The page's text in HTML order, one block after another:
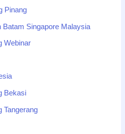
Pinang
Batam Singapore Malaysia
Webinar
Bekasi
Tangerang